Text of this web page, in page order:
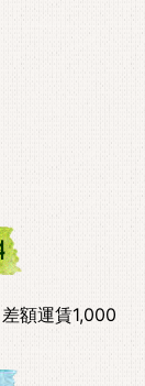
額運賃1,000